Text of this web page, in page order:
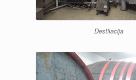
Destilacija